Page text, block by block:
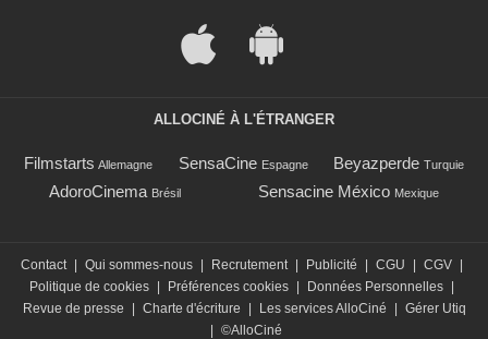
ALLOCINÉ À L'ÉTRANGER
Filmstarts Allemagne SensaCine Espagne Beyazperde Turquie
AdoroCinema Brésil Sensacine México Mexique
Contact | Qui sommes-nous | Recrutement | Publicité | CGU | CGV |
Politique de cookies | Préférences cookies | Données Personnelles |
Revue de presse
| Charte d'écriture | Les services AlloCiné | Gérer Utiq
| ©AlloCiné